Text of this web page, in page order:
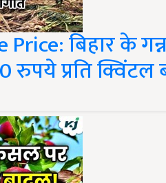
Price: बिहार के
रुपये प्रति